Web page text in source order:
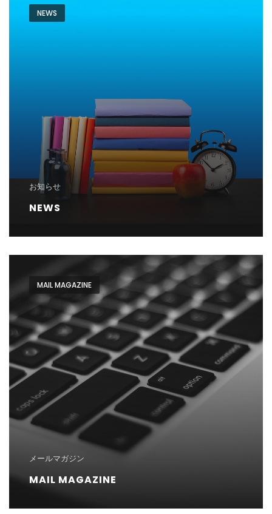
NEWS
お知らせ
NEWS
MAIL MAGAZINE
メールマガジン
MAIL MAGAZINE